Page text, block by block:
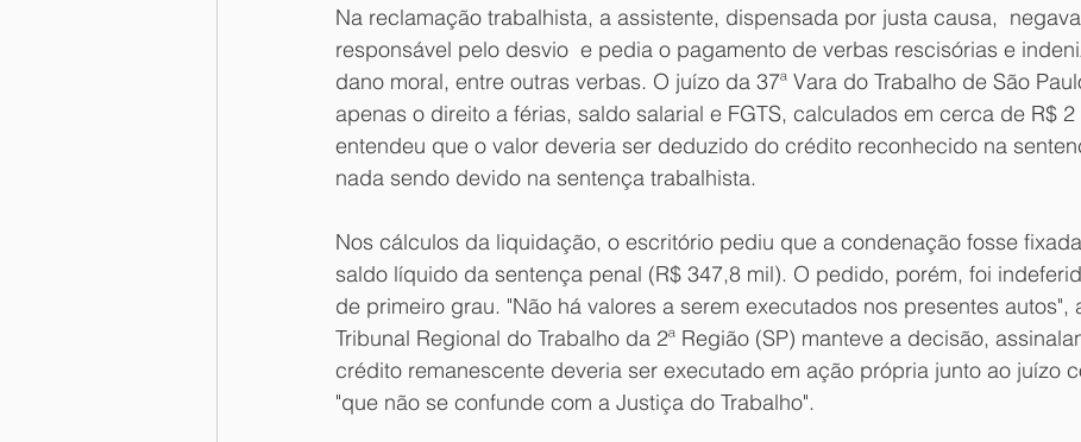
Na reclamação trabalhista, a assistente, dispensada por justa causa,
responsável pelo desvio  e pedia o pagamento de verbas rescisórias e
dano moral, entre outras verbas. O juízo da 37ª Vara do Trabalho de São
apenas o direito a férias, saldo salarial e FGTS, calculados em cerca de R$ 2
entendeu que o valor deveria ser deduzido do crédito reconhecido na
nada sendo devido na sentença trabalhista.
Nos cálculos da liquidação, o escritório pediu que a condenação fosse
saldo líquido da sentença penal (R$ 347,8 mil). O pedido, porém, foi
de primeiro grau. "Não há valores a serem executados nos presentes autos",
Tribunal Regional do Trabalho da 2ª Região (SP) manteve a decisão,
crédito remanescente deveria ser executado em ação própria junto ao juízo
"que não se confunde com a Justiça do Trabalho".